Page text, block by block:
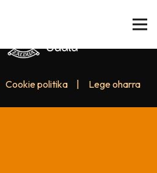
Cookie politika Lege oharra